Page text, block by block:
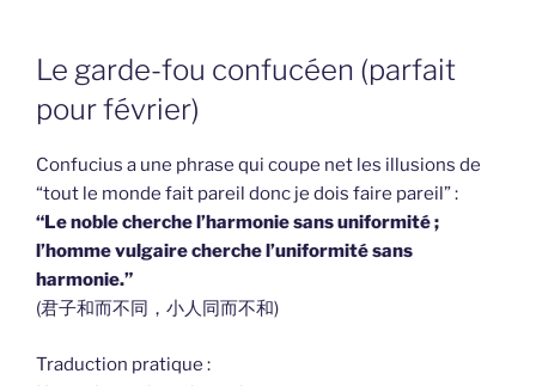
Le garde-fou confucéen (parfait
pour février)
Confucius a une phrase qui coupe net les illusions de
“tout le monde fait pareil donc je dois faire pareil” :
“Le noble cherche l’harmonie sans uniformité ;
l’homme vulgaire cherche l’uniformité sans
harmonie.”
(君子和而不同，小人同而不和)
Traduction pratique :